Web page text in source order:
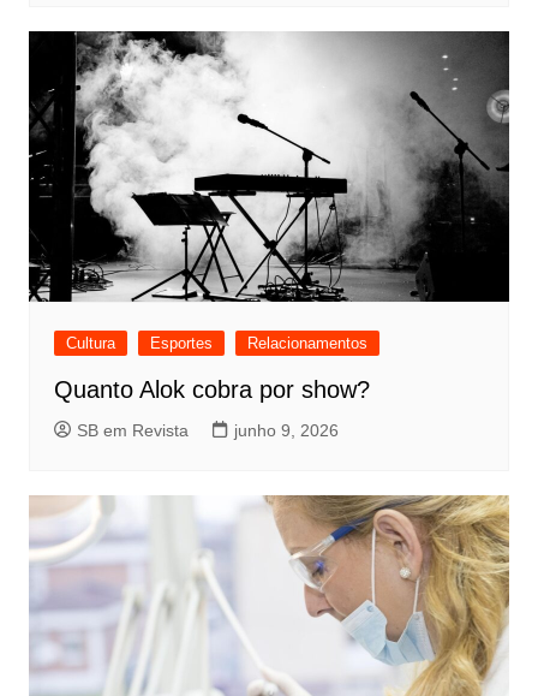
Cultura Esportes Relacionamentos
Quanto Alok cobra por show?
SB em Revista junho 9, 2026